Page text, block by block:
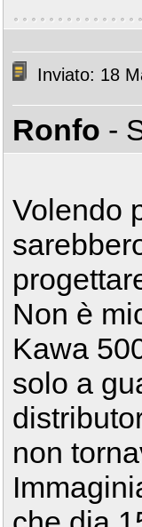
Inviato: 18
Ronfo -
Volendo
Non è
Kawa
solo a
non